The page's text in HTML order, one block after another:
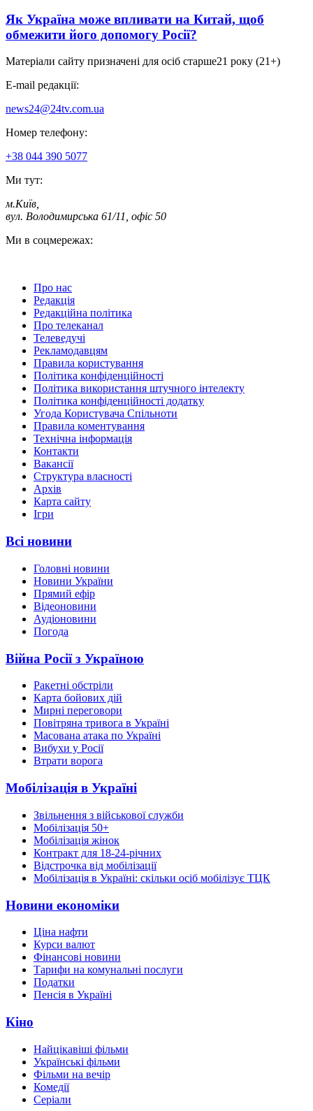
Як Україна може впливати на Китай, щоб
обмежити його допомогу Росії?
Матеріали сайту призначені для осіб старше21 року (21+)
E-mail редакції:
news24@24tv.com.ua
Номер телефону:
+38 044 390 5077
Ми тут:
м.Київ,
вул. Володимирська 61/11, офіс 50
Ми в соцмережах:
Про нас
Редакція
Редакційна політика
Про телеканал
Телеведучі
Рекламодавцям
Правила користування
Політика конфіденційності
Політика використання штучного інтелекту
Політика конфіденційності додатку
Угода Користувача Спільноти
Правила коментування
Технічна інформація
Контакти
Вакансії
Структура власності
Архів
Карта сайту
Ігри
Всі новини
Головні новини
Новини України
Прямий ефір
Відеоновини
Аудіоновини
Погода
Війна Росії з Україною
Ракетні обстріли
Карта бойових дій
Мирні переговори
Повітряна тривога в Україні
Масована атака по Україні
Вибухи у Росії
Втрати ворога
Мобілізація в Україні
Звільнення з військової служби
Мобілізація 50+
Мобілізація жінок
Контракт для 18-24-річних
Відстрочка від мобілізації
Мобілізація в Україні: скільки осіб мобілізує ТЦК
Новини економіки
Ціна нафти
Курси валют
Фінансові новини
Тарифи на комунальні послуги
Податки
Пенсія в Україні
Кіно
Найцікавіші фільми
Українські фільми
Фільми на вечір
Комедії
Серіали